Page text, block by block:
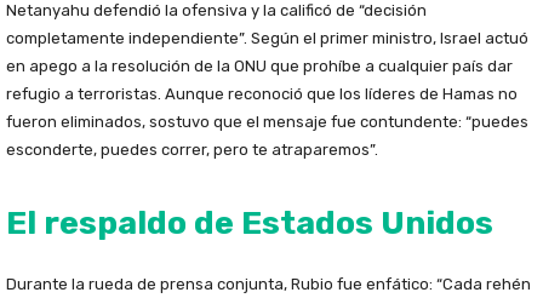
Netanyahu defendió la ofensiva y la calificó de “decisión
completamente independiente”. Según el primer ministro, Israel actuó
en apego a la resolución de la ONU que prohíbe a cualquier país dar
refugio a terroristas. Aunque reconoció que los líderes de Hamas no
fueron eliminados, sostuvo que el mensaje fue contundente: “puedes
esconderte, puedes correr, pero te atraparemos”.
El respaldo de Estados Unidos
Durante la rueda de prensa conjunta, Rubio fue enfático: “Cada rehén